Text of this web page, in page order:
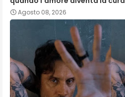
Agosto 08, 2026